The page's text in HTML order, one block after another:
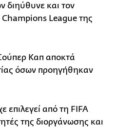
διηύθυνε και τον
Champions League της
Καπ αποκτά
όσων προηγήθηκαν
επιλεγεί από τη FIFA
της διοργάνωσης και